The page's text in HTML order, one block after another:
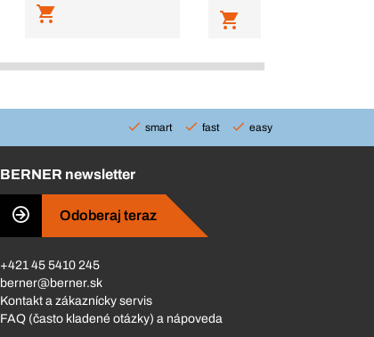
smart fast easy
BERNER newsletter
Odoberaj teraz
+421 45 5410 245
berner@berner.sk
Kontakt a zákaznícky servis
FAQ (často kladené otázky) a nápoveda